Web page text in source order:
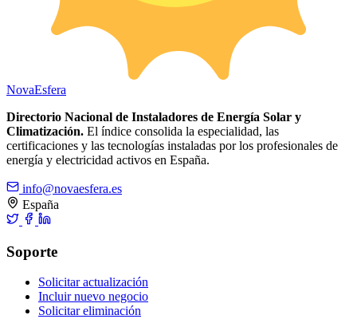
NovaEsfera
Directorio Nacional de Instaladores de Energía Solar y
Climatización. El índice consolida la especialidad, las
certificaciones y las tecnologías instaladas por los profesionales de
energía y electricidad activos en España.
info@novaesfera.es
España
Soporte
Solicitar actualización
Incluir nuevo negocio
Solicitar eliminación